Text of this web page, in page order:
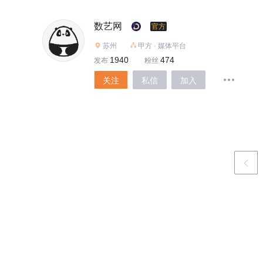
数艺网 官方
苏州
甲方 · 媒体平台
发布 1940 粉丝 474
关注 私信 加入
